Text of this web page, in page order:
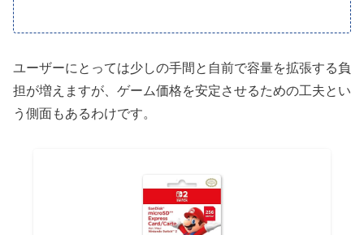
ユーザーにとっては少しの手間と自前で容量を拡張する負
担が増えますが、ゲーム価格を安定させるための工夫とい
う側面もあるわけです。